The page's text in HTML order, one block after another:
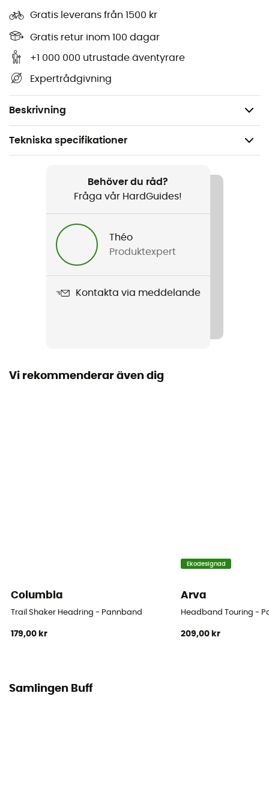
Gratis leverans från 1500 kr
Gratis retur inom 100 dagar
+1 000 000 utrustade äventyrare
Expertrådgivning
Beskrivning
Material: 55 % polyamid - 40 % polyester - 5 %
elastan
Vindtät
Reflekterande grafik
Tekniska specifikationer
Produktnamn
Windproof Headband
Behöver du råd?
Fråga vår HardGuides!
Théo
Produktexpert
Kontakta via meddelande
Vi rekommenderar även dig
Columbia
Trail Shaker Headring - Pannband
179,00 kr
Ekodesignad
Arva
Headband Touring -
209,00 kr
Samlingen Buff